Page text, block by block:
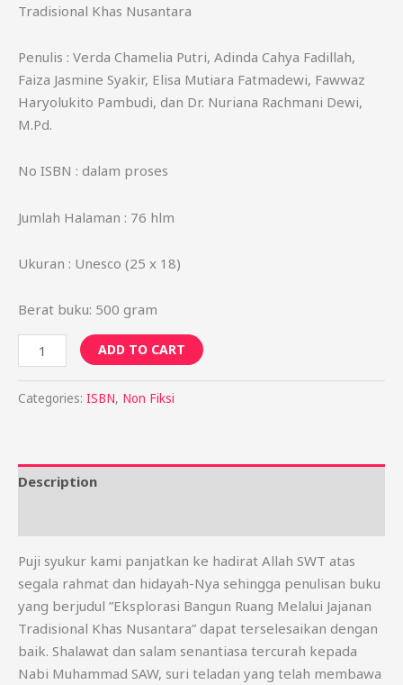
Tradisional Khas Nusantara
Penulis : Verda Chamelia Putri, Adinda Cahya Fadillah,
Faiza Jasmine Syakir, Elisa Mutiara Fatmadewi, Fawwaz
Haryolukito Pambudi, dan Dr. Nuriana Rachmani Dewi,
M.Pd.
No ISBN : dalam proses
Jumlah Halaman : 76 hlm
Ukuran : Unesco (25 x 18)
Berat buku: 500 gram
ADD TO CART
Categories: ISBN, Non Fiksi
Description
Puji syukur kami panjatkan ke hadirat Allah SWT atas
segala rahmat dan hidayah-Nya sehingga penulisan buku
yang berjudul ”Eksplorasi Bangun Ruang Melalui Jajanan
Tradisional Khas Nusantara” dapat terselesaikan dengan
baik. Shalawat dan salam senantiasa tercurah kepada
Nabi Muhammad SAW, suri teladan yang telah membawa